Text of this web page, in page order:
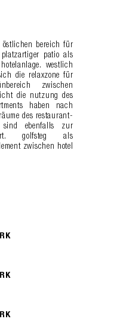
östlichen bereich für
patio als
westlich
die relaxzone für
zwischen
die nutzung des
haben nach
des restaurant-
sind ebenfalls zur
golfsteg als
zwischen hotel